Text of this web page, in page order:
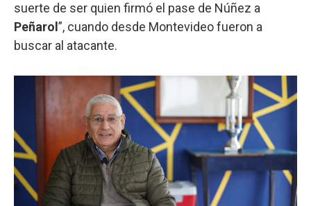
suerte de ser quien firmó el pase de Núñez a
Peñarol ”, cuando desde Montevideo fueron a
buscar al atacante.